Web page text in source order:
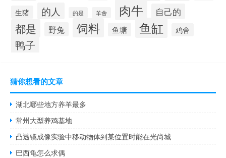
生猪 的人 的是 羊舍 肉牛 自己的
都是 野兔 饲料 鱼塘 鱼缸 鸡舍
鸭子
猜你想看的文章
湖北哪些地方养羊最多
常州大型养鸡基地
凸透镜成像实验中移动物体到某位置时能在光尚城
巴西龟怎么求偶